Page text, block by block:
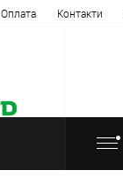
Оплата Контакти